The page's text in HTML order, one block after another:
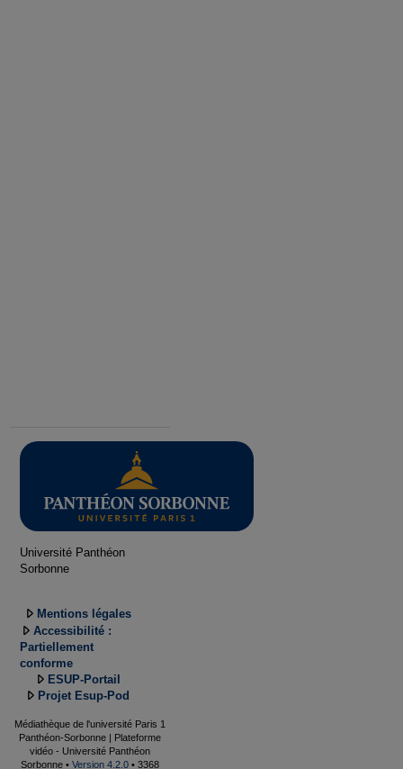
Université Panthéon
Sorbonne
Mentions légales
Accessibilité :
Partiellement
conforme
ESUP-Portail
Projet Esup-Pod
Médiathèque de l'université Paris 1
Panthéon-Sorbonne | Plateforme
vidéo - Université Panthéon
Sorbonne • Version 4.2.0 • 3368